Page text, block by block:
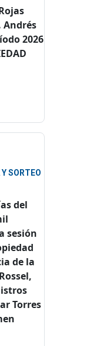
2026
SORTEO
del
sesión
de la
Torres